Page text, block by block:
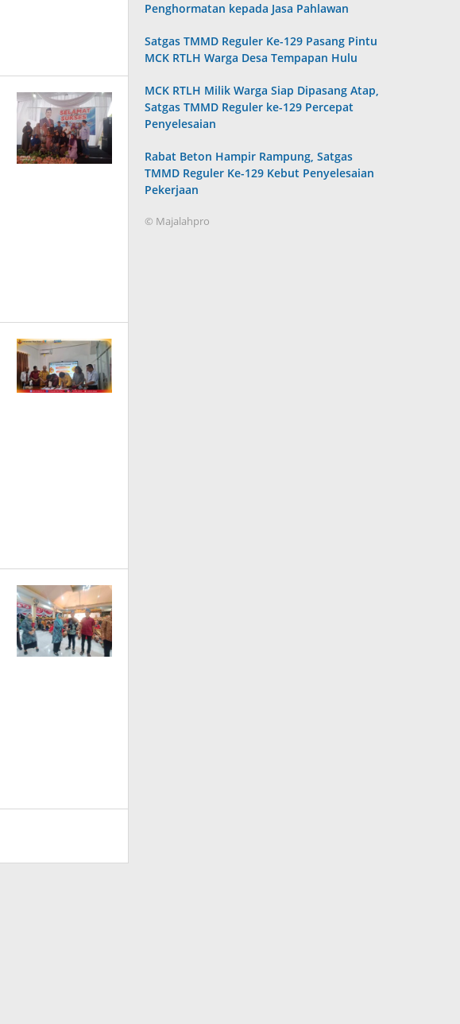
Penghormatan kepada Jasa Pahlawan
Satgas TMMD Reguler Ke-129 Pasang Pintu
MCK RTLH Warga Desa Tempapan Hulu
MCK RTLH Milik Warga Siap Dipasang Atap,
Satgas TMMD Reguler ke-129 Percepat
Penyelesaian
Rabat Beton Hampir Rampung, Satgas
TMMD Reguler Ke-129 Kebut Penyelesaian
Pekerjaan
© Majalahpro